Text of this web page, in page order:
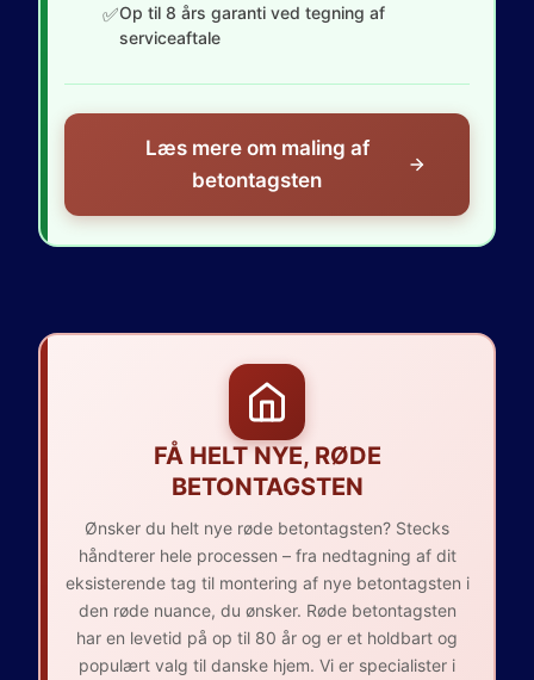
✅Op til 8 års garanti ved tegning af
serviceaftale
Læs mere om maling af
betontagsten
FÅ HELT NYE, RØDE
BETONTAGSTEN
Ønsker du helt nye røde betontagsten? Stecks
håndterer hele processen – fra nedtagning af dit
eksisterende tag til montering af nye betontagsten i
den røde nuance, du ønsker. Røde betontagsten
har en levetid på op til 80 år og er et holdbart og
populært valg til danske hjem. Vi er specialister i